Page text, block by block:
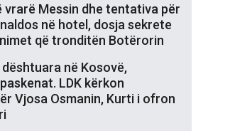
vrarë Messin dhe tentativa për
në hotel, dosja sekrete
që tronditën Botërorin
në Kosovë,
LDK kërkon
Vjosa Osmanin, Kurti i ofron